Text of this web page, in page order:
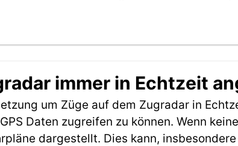
immer in Echtzeit
um Züge auf dem Zugradar in
Daten zugreifen zu können. Wenn
dargestellt. Dies kann,